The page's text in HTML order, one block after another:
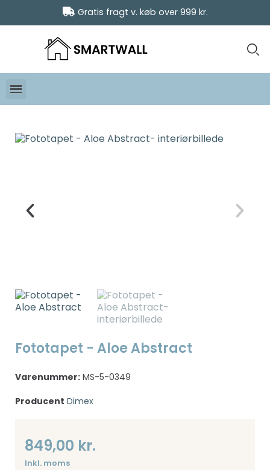
Gratis fragt v. køb over 999 kr.
Fototapet - Aloe Abstract
Varenummer: MS-5-0349
Producent Dimex
849,00 kr.
Inkl. moms